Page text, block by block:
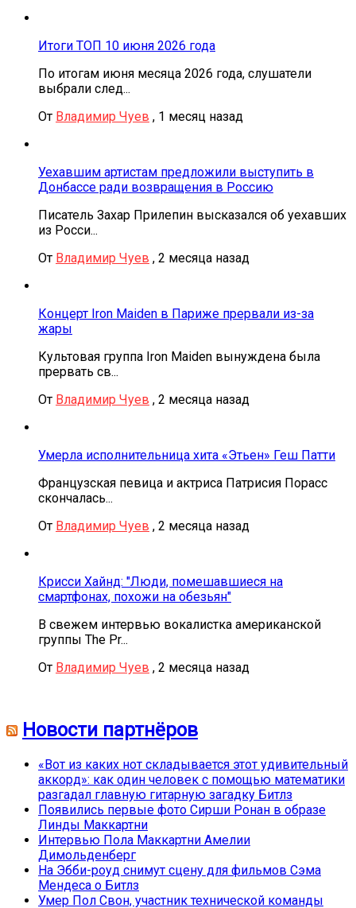
Итоги ТОП 10 июня 2026 года
По итогам июня месяца 2026 года, слушатели
выбрали след...
От Владимир Чуев , 1 месяц назад
Уехавшим артистам предложили выступить в
Донбассе ради возвращения в Россию
Писатель Захар Прилепин высказался об уехавших
из Росси...
От Владимир Чуев , 2 месяца назад
Концерт Iron Maiden в Париже прервали из-за
жары
Культовая группа Iron Maiden вынуждена была
прервать св...
От Владимир Чуев , 2 месяца назад
Умерла исполнительница хита «Этьен» Геш Патти
Французская певица и актриса Патрисия Порасс
скончалась...
От Владимир Чуев , 2 месяца назад
Крисси Хайнд: "Люди, помешавшиеся на
смартфонах, похожи на обезьян"
В свежем интервью вокалистка американской
группы The Pr...
От Владимир Чуев , 2 месяца назад
Новости партнёров
«Вот из каких нот складывается этот удивительный
аккорд»: как один человек с помощью математики
разгадал главную гитарную загадку Битлз
Появились первые фото Сирши Ронан в образе
Линды Маккартни
Интервью Пола Маккартни Амелии
Димольденберг
На Эбби-роуд снимут сцену для фильмов Сэма
Мендеса о Битлз
Умер Пол Свон, участник технической команды